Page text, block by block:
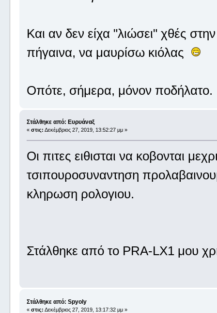
Και αν δεν είχα "λιώσει" χθές
πήγαινα, να μαυρίσω κιόλας
Οπότε, σήμερα, μόνον
Στάλθηκε από: Ευρυάναξ
« στις: Δεκέμβριος 27, 2019, 13:52:27 μμ »
Οι πιτες ειθισται να κοβονται
τσιπουροσυναντηση
κληρωση ρολογιου.
Στάλθηκε από το PRA-LX1 μου
Στάλθηκε από: Spyoly
« στις: Δεκέμβριος 27, 2019, 13:17:32 μμ »